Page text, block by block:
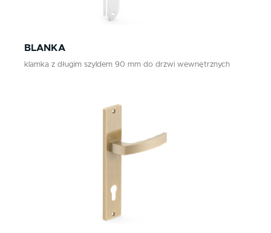
BLANKA
klamka z długim szyldem 90 mm do drzwi wewnętrznych